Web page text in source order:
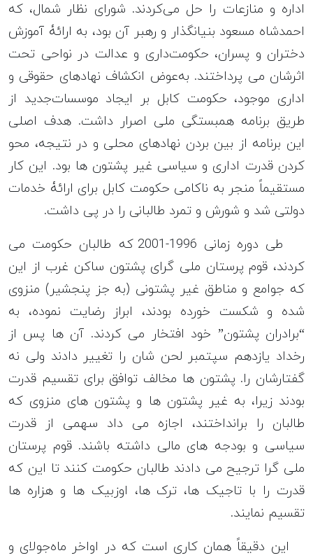
اداره و منازعات را حل می‌کردند. شورای نظار شمال، که
احمدشاه مسعود بنیانگذار و رهبر آن بود، به ارائۀ آموزش
دختران و پسران، حکومت‌داری و عدالت در نواحی تحت
اثرشان می پرداختند. به‌عوض انکشاف نهادهای حقوقی و
اداری موجود، حکومت کابل بر ایجاد موسسات‌جدید از
طریق برنامه همبستگی ملی اصرار داشت. هدف اصلی
این برنامه از بین بردن نهادهای محلی و در نتیجه، محو
کردن قدرت اداری و سیاسی غیر پشتون ها بود. این کار
مستقیماً منجر به ناکامی حکومت کابل برای ارائۀ خدمات
دولتی شد و شورش و تمرد طالبانی را در پی داشت.
طی دوره زمانی 1996-2001 که طالبان حکومت می
کردند، قوم پرستان ملی گرای پشتون ساکن غرب از این
که جوامع و مناطق غیر پشتونی (به جز پنجشیر) منزوی
شده و شکست خورده بودند، ابراز رضایت نموده، به
“برادران پشتون” خود افتخار می کردند. آن ها پس از
رخداد یازدهم سپتمبر لحن شان را تغییر دادند ولی نه
گفتارشان را. پشتون ها مخالف توافق برای تقسیم قدرت
بودند زیرا، به غیر پشتون ها و پشتون های منزوی که
طالبان را برانداختند، اجازه می داد سهمی از قدرت
سیاسی و بودجه های مالی داشته باشند. قوم پرستان
ملی گرا ترجیح می دادند طالبان حکومت کنند تا این که
قدرت را با تاجیک ها، ترک ها، اوزبیک ها و هزاره ها
تقسیم نمایند.
این دقیقاً همان کاری است که در اواخر ماه‌جولای و